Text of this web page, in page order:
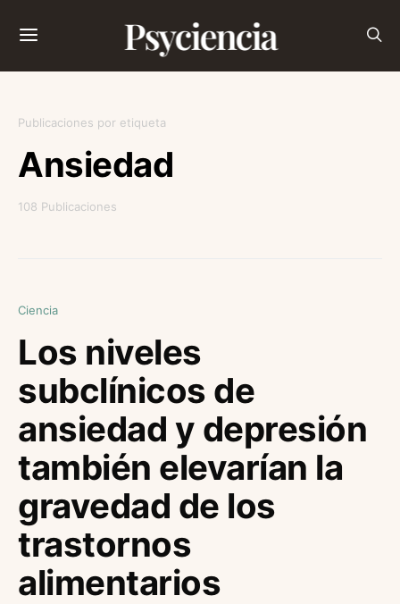
Psyciencia
Publicaciones por etiqueta
Ansiedad
108 Publicaciones
Ciencia
Los niveles
subclínicos de
ansiedad y depresión
también elevarían la
gravedad de los
trastornos
alimentarios